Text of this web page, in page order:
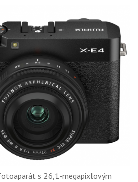
WORKSHOPY
OBCHOD
s 26,1-megapixlovým